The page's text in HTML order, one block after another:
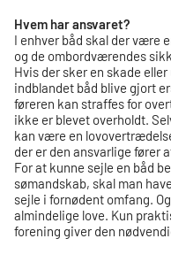
Hvem har ansvaret?
I enhver båd skal der være
og de ombordværendes
Hvis der sker en skade
indblandet båd blive gjort
føreren kan straffes for
ikke er blevet overholdt.
kan være en
der er den ansvarlige fører
For at kunne sejle en båd
sømandskab, skal man
sejle i fornødent omfang.
almindelige love. Kun
forening giver den